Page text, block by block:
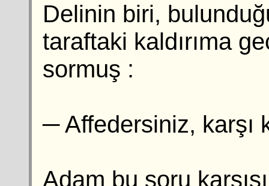
Delinin biri,
taraftaki kaldırıma
sormuş :
─ Affedersiniz, karşı
Adam bu soru